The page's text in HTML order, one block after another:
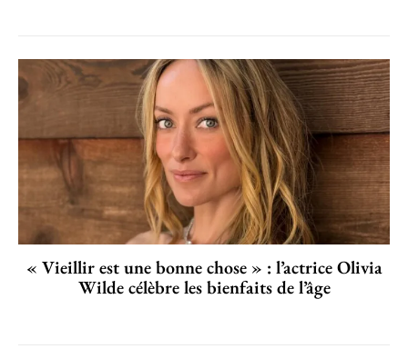
« Vieillir est une bonne chose » : l’actrice Olivia
Wilde célèbre les bienfaits de l’âge